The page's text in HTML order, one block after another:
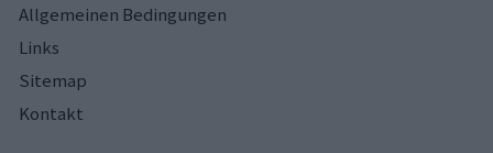
Allgemeinen Bedingungen
Links
Sitemap
Kontakt